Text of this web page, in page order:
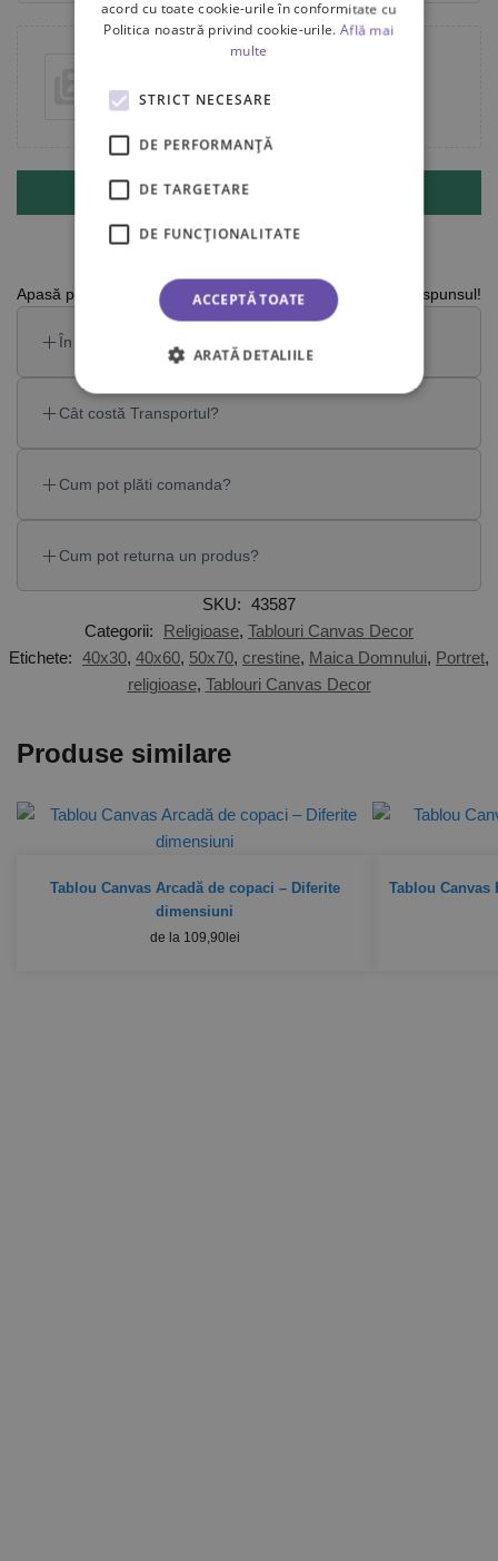
Submit
Apasă pe una din întrebările de mai jos pentru a vedea răspunsul!
În cât timp ajunge comanda?
Cât costă Transportul?
Cum pot plăti comanda?
Cum pot returna un produs?
SKU: 43587
Categorii:
Religioase, Tablouri Canvas Decor
Etichete: 40x30, 40x60, 50x70, crestine, Maica Domnului, Portret,
religioase, Tablouri Canvas Decor
Produse similare
Tablou Canvas Arcadă de copaci – Diferite
dimensiuni
de la 109,90 lei
Tablou Canvas
acord cu toate cookie-urile în conformitate cu
Politica noastră privind cookie-urile.Află mai
multe
STRICT NECESARE
DE PERFORMANȚĂ
DE TARGETARE
DE FUNCŢIONALITATE
ACCEPTĂ TOATE
ARATĂ DETALIILE